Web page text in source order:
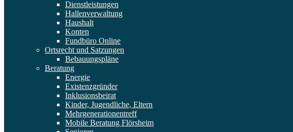
Dienstleistungen
Hallenverwaltung
Haushalt
Konten
Fundbüro Online
Ortsrecht und Satzungen
Bebauungspläne
Beratung
Energie
Existenzgründer
Inklusionsbeirat
Kinder, Jugendliche, Eltern
Mehrgenerationentreff
Mobile Beratung Flörsheim